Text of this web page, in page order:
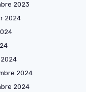
2023
2024
2024
2024